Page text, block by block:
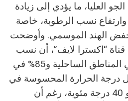
العليا، ما يؤدي إلى زيادة
نسب الرطوبة، خاصة
منخفض الهند الموسمي. وأوضحت
“اكسترا لايف”، أن نسب
الرطوبة تتجاوز 95% في المناطق الساحلية و85% في
درجة الحرارة المحسوسة في
العاصمة تصل إلى 39 أو 40 درجة مئوية، رغم أن